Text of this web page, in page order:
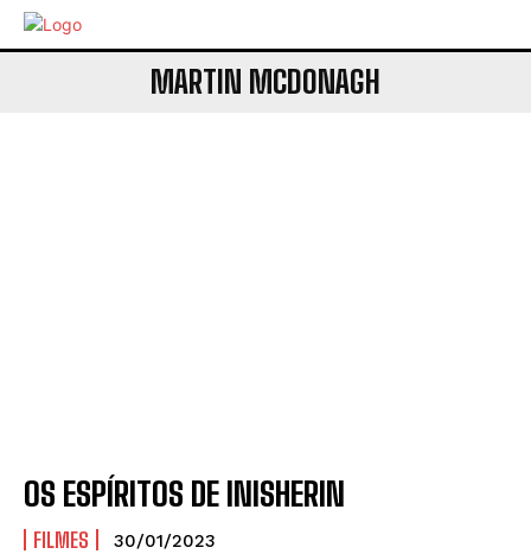
MARTIN MCDONAGH
OS ESPÍRITOS DE INISHERIN
FILMES 30/01/2023